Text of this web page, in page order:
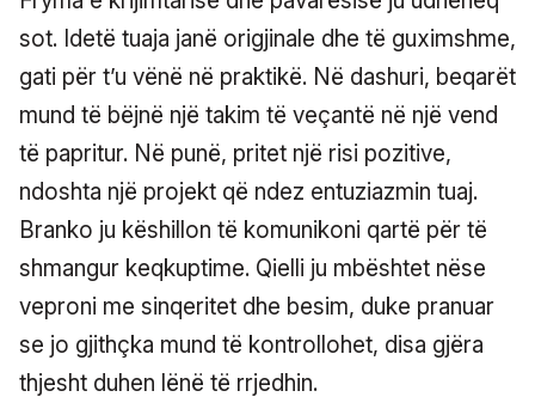
sot. Idetë tuaja janë origjinale dhe të guximshme,
gati për t’u vënë në praktikë. Në dashuri, beqarët
mund të bëjnë një takim të veçantë në një vend
të papritur. Në punë, pritet një risi pozitive,
ndoshta një projekt që ndez entuziazmin tuaj.
Branko ju këshillon të komunikoni qartë për të
shmangur keqkuptime. Qielli ju mbështet nëse
veproni me sinqeritet dhe besim, duke pranuar
se jo gjithçka mund të kontrollohet, disa gjëra
thjesht duhen lënë të rrjedhin.